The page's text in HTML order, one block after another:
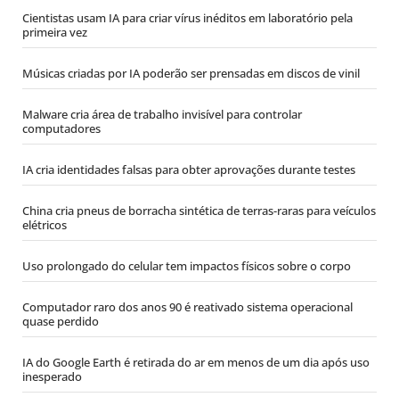
Cientistas usam IA para criar vírus inéditos em laboratório pela
primeira vez
Músicas criadas por IA poderão ser prensadas em discos de vinil
Malware cria área de trabalho invisível para controlar
computadores
IA cria identidades falsas para obter aprovações durante testes
China cria pneus de borracha sintética de terras-raras para veículos
elétricos
Uso prolongado do celular tem impactos físicos sobre o corpo
Computador raro dos anos 90 é reativado sistema operacional
quase perdido
IA do Google Earth é retirada do ar em menos de um dia após uso
inesperado